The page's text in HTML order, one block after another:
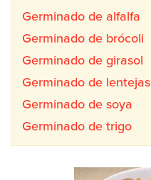
Germinado de alfalfa
Germinado de brócoli
Germinado de girasol
Germinado de lentejas
Germinado de soya
Germinado de trigo